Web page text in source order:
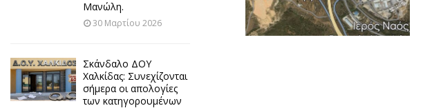
Μανώλη.
30 Μαρτίου 2026
Σκάνδαλο ΔΟΥ
Χαλκίδας: Συνεχίζονται
σήμερα οι απολογίες
των κατηγορουμένων